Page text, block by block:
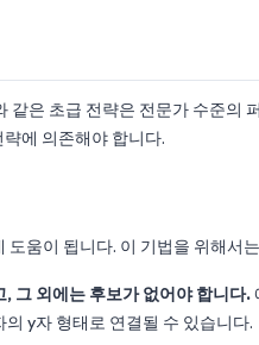
같은 초급 전략은 전문가 수준의
에 의존해야 합니다.
움이 됩니다. 이 기법을 위해서
그 외에는 후보가 없어야 합니다.
y자 형태로 연결될 수 있습니다.